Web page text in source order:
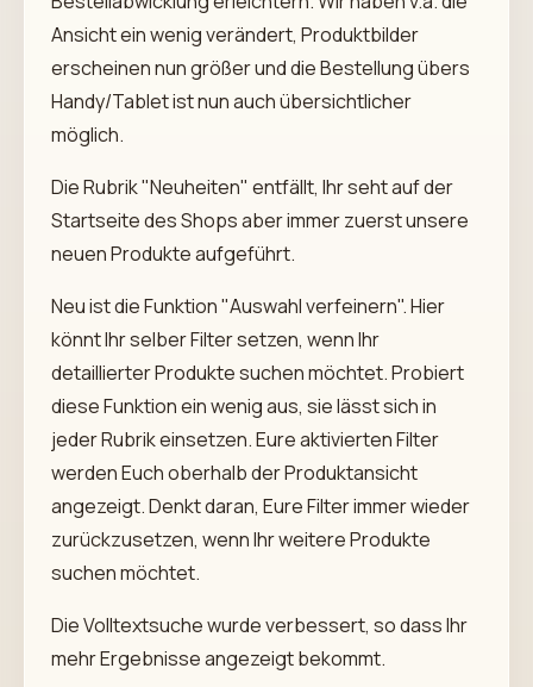
Ansicht ein wenig verändert, Produktbilder
erscheinen nun größer und die Bestellung übers
Handy/Tablet ist nun auch übersichtlicher
möglich.
Die Rubrik "Neuheiten" entfällt, Ihr seht auf der
Startseite des Shops aber immer zuerst unsere
neuen Produkte aufgeführt.
Neu ist die Funktion "Auswahl verfeinern". Hier
könnt Ihr selber Filter setzen, wenn Ihr
detaillierter Produkte suchen möchtet. Probiert
diese Funktion ein wenig aus, sie lässt sich in
jeder Rubrik einsetzen. Eure aktivierten Filter
werden Euch oberhalb der Produktansicht
angezeigt. Denkt daran, Eure Filter immer wieder
zurückzusetzen, wenn Ihr weitere Produkte
suchen möchtet.
Die Volltextsuche wurde verbessert, so dass Ihr
mehr Ergebnisse angezeigt bekommt.